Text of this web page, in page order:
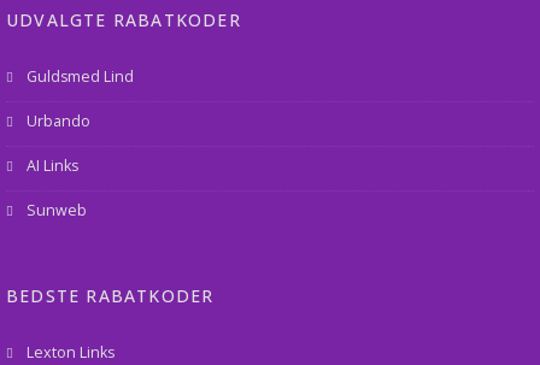
UDVALGTE RABATKODER
Guldsmed Lind
Urbando
AI Links
Sunweb
BEDSTE RABATKODER
Lexton Links